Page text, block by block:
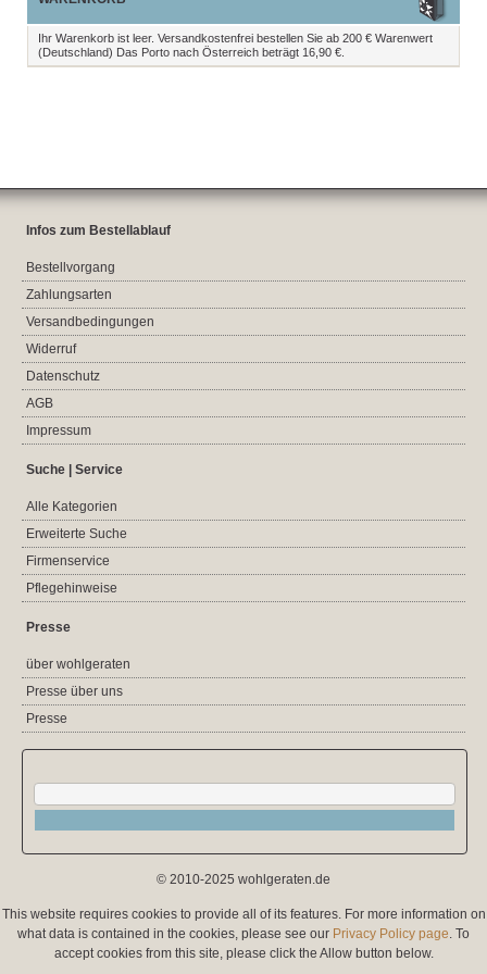
Ihr Warenkorb ist leer. Versandkostenfrei bestellen Sie ab 200 € Warenwert
(Deutschland) Das Porto nach Österreich beträgt 16,90 €.
Infos zum Bestellablauf
Bestellvorgang
Zahlungsarten
Versandbedingungen
Widerruf
Datenschutz
AGB
Impressum
Suche | Service
Alle Kategorien
Erweiterte Suche
Firmenservice
Pflegehinweise
Presse
über wohlgeraten
Presse über uns
Presse
© 2010-2025 wohlgeraten.de
This website requires cookies to provide all of its features. For more information on
what data is contained in the cookies, please see our Privacy Policy page. To
accept cookies from this site, please click the Allow button below.